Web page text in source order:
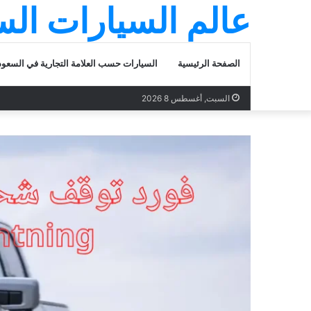
عالم السيارات
الصفحة الرئيسية السيارات حسب العلامة التجارية في
السبت, أغسطس 8 2026